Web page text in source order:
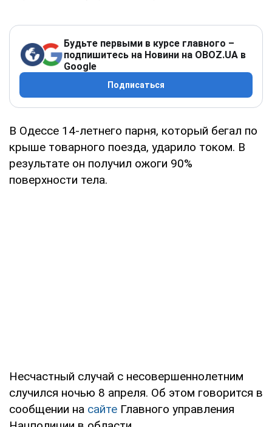
Будьте первыми в курсе главного –
подпишитесь на Новини на OBOZ.UA в
Google
Подписаться
В Одессе 14-летнего парня, который бегал по
крыше товарного поезда, ударило током. В
результате он получил ожоги 90%
поверхности тела.
Несчастный случай с несовершеннолетним
случился ночью 8 апреля. Об этом говорится в
сообщении на сайте Главного управления